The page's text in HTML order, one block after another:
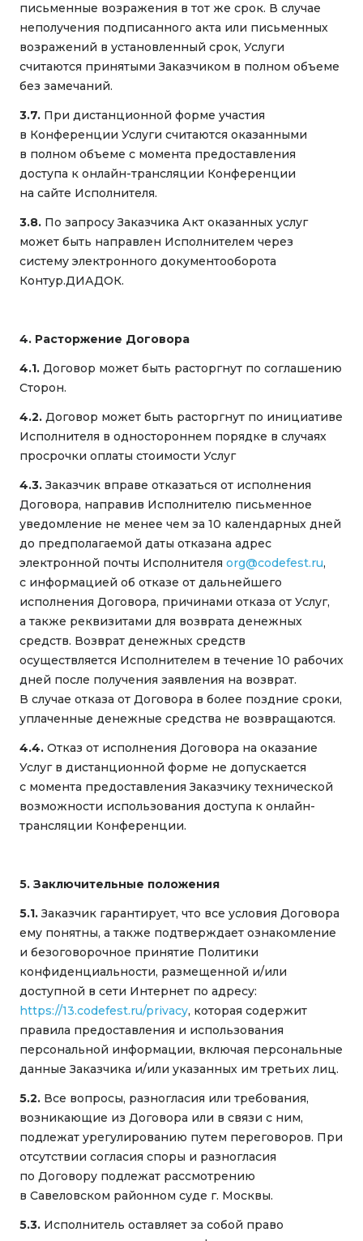
письменные возражения в тот же срок. В случае
неполучения подписанного акта или письменных
возражений в установленный срок, Услуги
считаются принятыми Заказчиком в полном объеме
без замечаний.
3.7. При дистанционной форме участия
в Конференции Услуги считаются оказанными
в полном объеме с момента предоставления
доступа к онлайн-трансляции Конференции
на сайте Исполнителя.
3.8. По запросу Заказчика Акт оказанных услуг
может быть направлен Исполнителем через
систему электронного документооборота
Контур.ДИАДОК.
4. Расторжение Договора
4.1. Договор может быть расторгнут по соглашению
Сторон.
4.2. Договор может быть расторгнут по инициативе
Исполнителя в одностороннем порядке в случаях
просрочки оплаты стоимости Услуг
4.3. Заказчик вправе отказаться от исполнения
Договора, направив Исполнителю письменное
уведомление не менее чем за 10 календарных дней
до предполагаемой даты отказана адрес
электронной почты Исполнителя org@codefest.ru,
с информацией об отказе от дальнейшего
исполнения Договора, причинами отказа от Услуг,
а также реквизитами для возврата денежных
средств. Возврат денежных средств
осуществляется Исполнителем в течение 10 рабочих
дней после получения заявления на возврат.
В случае отказа от Договора в более поздние сроки,
уплаченные денежные средства не возвращаются.
4.4. Отказ от исполнения Договора на оказание
Услуг в дистанционной форме не допускается
с момента предоставления Заказчику технической
возможности использования доступа к онлайн-
трансляции Конференции.
5. Заключительные положения
5.1. Заказчик гарантирует, что все условия Договора
ему понятны, а также подтверждает ознакомление
и безоговорочное принятие Политики
конфиденциальности, размещенной и/или
доступной в сети Интернет по адресу:
https://13.codefest.ru/privacy, которая содержит
правила предоставления и использования
персональной информации, включая персональные
данные Заказчика и/или указанных им третьих лиц.
5.2. Все вопросы, разногласия или требования,
возникающие из Договора или в связи с ним,
подлежат урегулированию путем переговоров. При
отсутствии согласия споры и разногласия
по Договору подлежат рассмотрению
в Савеловском районном суде г. Москвы.
5.3. Исполнитель оставляет за собой право